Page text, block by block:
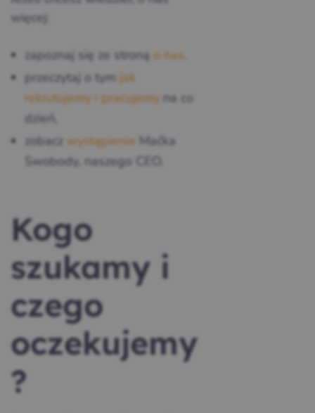
więcej:
zapoznaj się ze stroną o nas,
przeczytaj o tym jak
rekrutujemy i pracujemy na co
dzień,
zobacz wystąpienie Maćka
Swobody, naszego CEO.
Kogo
szukamy i
czego
oczekujemy
?